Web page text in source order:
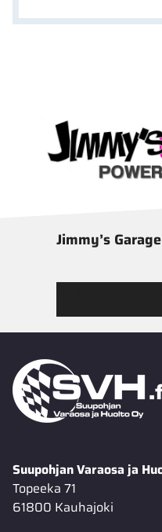
Jimmy’s
Suupohjan Varaosa ja
Topeeka 71
61800 Kauhajoki